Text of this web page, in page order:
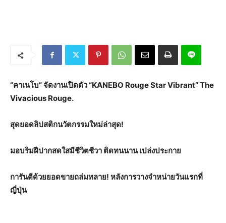
“คาเนโบ” จัดงานเปิดตัว “KANEBO Rouge Star Vibrant”The
Vivacious Rouge.
สุดยอดลิปสติกนวัตกรรมใหม่ล่าสุด!
มอบริมฝีปากสดใสมีชีวิตชีวา ติดทนนาน เปล่งประกาย
การันตีด้วยยอดขายถล่มทลาย! หลังการวางจำหน่ายวันแรกที่
ญี่ปุ่น